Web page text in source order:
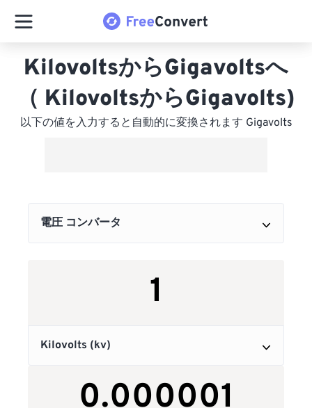
KilovoltsからGigavoltsへ
（ KilovoltsからGigavolts)
以下の値を入力すると自動的に変換されます Gigavolts